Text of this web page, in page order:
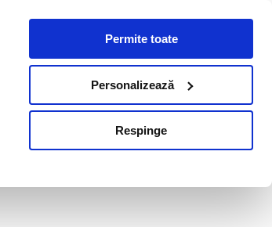
Permite toate
Personalizează
Respinge